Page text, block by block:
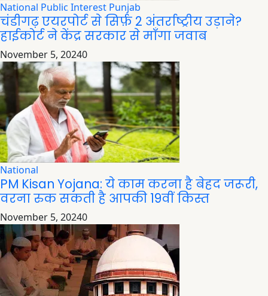
National Public Interest Punjab
चंडीगढ़ एयरपोर्ट से सिर्फ़ 2 अंतर्राष्ट्रीय उड़ाने?
हाईकोर्ट ने केंद्र सरकार से माँगा जवाब
November 5, 20240
National
PM Kisan Yojana: ये काम करना है बेहद जरूरी,
वरना रुक सकती है आपकी 19वीं किस्त
November 5, 20240